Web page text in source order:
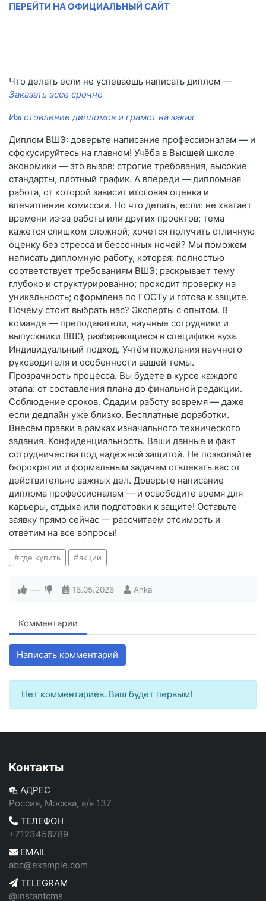
ПЕРЕЙТИ НА ОФИЦИАЛЬНЫЙ САЙТ
Что делать если не успеваешь написать диплом —
Заказать эссе срочно
Изготовление дипломов и грамот на заказ
Диплом ВШЭ: доверьте написание профессионалам — и
сфокусируйтесь на главном! Учёба в Высшей школе
экономики — это вызов: строгие требования, высокие
стандарты, плотный график. А впереди — дипломная
работа, от которой зависит итоговая оценка и
впечатление комиссии. Но что делать, если: не хватает
времени из‑за работы или других проектов; тема
кажется слишком сложной; хочется получить отличную
оценку без стресса и бессонных ночей? Мы поможем
написать дипломную работу, которая: полностью
соответствует требованиям ВШЭ; раскрывает тему
глубоко и структурированно; проходит проверку на
уникальность; оформлена по ГОСТу и готова к защите.
Почему стоит выбрать нас? Эксперты с опытом. В
команде — преподаватели, научные сотрудники и
выпускники ВШЭ, разбирающиеся в специфике вуза.
Индивидуальный подход. Учтём пожелания научного
руководителя и особенности вашей темы.
Прозрачность процесса. Вы будете в курсе каждого
этапа: от составления плана до финальной редакции.
Соблюдение сроков. Сдадим работу вовремя — даже
если дедлайн уже близко. Бесплатные доработки.
Внесём правки в рамках изначального технического
задания. Конфиденциальность. Ваши данные и факт
сотрудничества под надёжной защитой. Не позволяйте
бюрократии и формальным задачам отвлекать вас от
действительно важных дел. Доверьте написание
диплома профессионалам — и освободите время для
карьеры, отдыха или подготовки к защите! Оставьте
заявку прямо сейчас — рассчитаем стоимость и
ответим на все вопросы!
где купить акции
— 16.05.2026 Anka
Комментарии
Написать комментарий
Нет комментариев. Ваш будет первым!
Контакты
АДРЕС
Россия, Москва, а/я 137
ТЕЛЕФОН
+7123456789
EMAIL
abc@example.com
TELEGRAM
@instantcms